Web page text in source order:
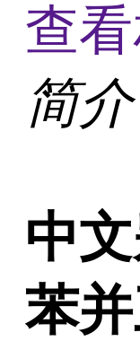
查
简介
中
苯